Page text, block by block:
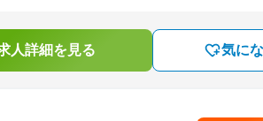
人詳細を見る 気に